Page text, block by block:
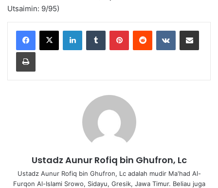
Utsaimin: 9/95)
LinkedInTumblr PinterestReddit VKontakteShare via Email
Print
Ustadz Aunur Rofiq bin Ghufron, Lc
Ustadz Aunur Rofiq bin Ghufron, Lc adalah mudir Ma'had Al-
Furqon Al-Islami Srowo, Sidayu, Gresik, Jawa Timur. Beliau juga